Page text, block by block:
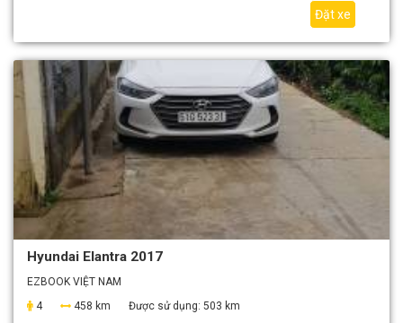
Đặt xe
Hyundai Elantra 2017
EZBOOK VIỆT NAM
4
458 km Được sử dụng: 503 km